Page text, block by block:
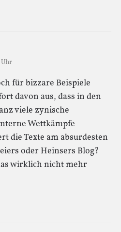
Uhr
für bizzare Beispiele
davon aus, dass in den
viele zynische
Wettkämpfe
die Texte am absurdesten
oder Heinsers Blog?
wirklich nicht mehr